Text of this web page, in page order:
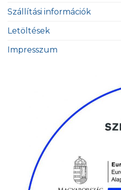
Szállítási információk
Letöltések
Impresszum